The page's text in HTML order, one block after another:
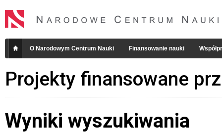
O Narodowym Centrum Nauki Finansowanie nauki
Projekty finansowane
Wyniki wyszukiwania